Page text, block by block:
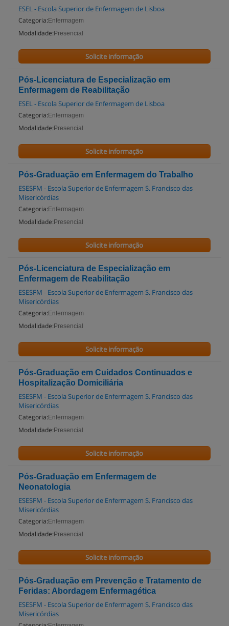
ESEL - Escola Superior de Enfermagem de Lisboa
Categoria: Enfermagem
Modalidade: Presencial
Solicite informação
Pós-Licenciatura de Especialização em
Enfermagem de Reabilitação
ESEL - Escola Superior de Enfermagem de Lisboa
Categoria: Enfermagem
Modalidade: Presencial
Solicite informação
Pós-Graduação em Enfermagem do Trabalho
ESESFM - Escola Superior de Enfermagem S. Francisco das
Misericórdias
Categoria: Enfermagem
Modalidade: Presencial
Solicite informação
Pós-Licenciatura de Especialização em
Enfermagem de Reabilitação
ESESFM - Escola Superior de Enfermagem S. Francisco das
Misericórdias
Categoria: Enfermagem
Modalidade: Presencial
Solicite informação
Pós-Graduação em Cuidados Continuados e
Hospitalização Domiciliária
ESESFM - Escola Superior de Enfermagem S. Francisco das
Misericórdias
Categoria: Enfermagem
Modalidade: Presencial
Solicite informação
Pós-Graduação em Enfermagem de
Neonatologia
ESESFM - Escola Superior de Enfermagem S. Francisco das
Misericórdias
Categoria: Enfermagem
Modalidade: Presencial
Solicite informação
Pós-Graduação em Prevenção e Tratamento de
Feridas: Abordagem Enfermagética
ESESFM - Escola Superior de Enfermagem S. Francisco das
Misericórdias